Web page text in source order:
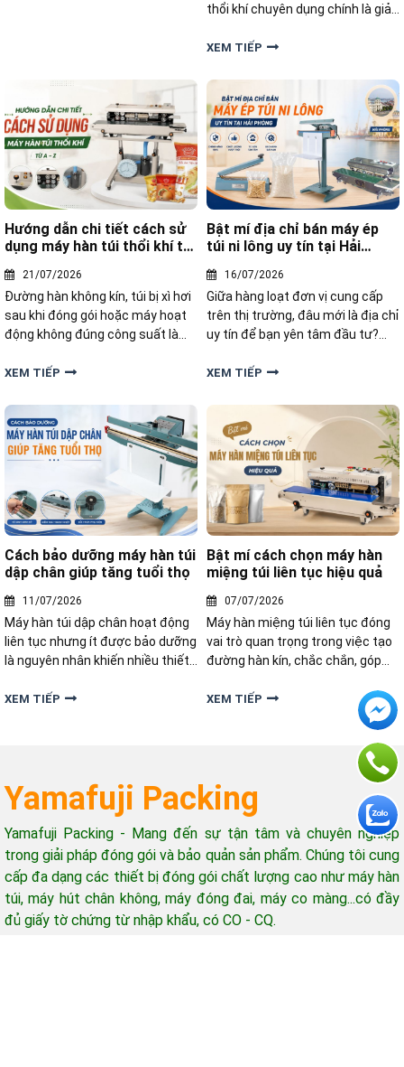
thổi khí chuyên dụng chính là giải
viết này sẽ gợi ý đến bạn top 5
dụng nên đầu tư hiện nay đến từ
thương hiệu Yamafuji.
XEM TIẾP
Hướng dẫn chi tiết cách sử
dụng máy hàn túi thổi khí từ
21/07/2026
Đường hàn không kín, túi bị xì hơi
sau khi đóng gói hoặc máy hoạt
động không đúng công suất là
phải. Vậy cách sử dụng máy hàn
hiệu quả tối ưu và hạn chế sự cố?
Cùng hướng dẫn chi tiết từ A-Z
XEM TIẾP
Bật mí địa chỉ bán máy ép
túi ni lông uy tín tại Hải
16/07/2026
Giữa hàng loạt đơn vị cung cấp
trên thị trường, đâu mới là địa chỉ
uy tín để bạn yên tâm đầu tư?
ép túi ni lông chất lượng, giá tốt
Hải Phòng, bài viết dưới đây
chúng tôi sẽ bật mí địa chỉ uy tín.
XEM TIẾP
Cách bảo dưỡng máy hàn túi
dập chân giúp tăng tuổi thọ
11/07/2026
Máy hàn túi dập chân hoạt động
liên tục nhưng ít được bảo dưỡng
là nguyên nhân khiến nhiều thiết
không còn chắc chắn. Hãy cùng
XEM TIẾP
Bật mí cách chọn máy hàn
miệng túi liên tục hiệu quả
07/07/2026
Máy hàn miệng túi liên tục đóng
vai trò quan trọng trong việc tạo
đường hàn kín, chắc chắn, góp
bẩn và các tác động từ môi
trường bên ngoài. Bài dưới đây
máy hàn miệng túi liên tục hiệu
XEM TIẾP
Yamafuji Packing
Yamafuji Packing - Mang đến sự tận tâm và chuyên nghiệp
trong giải pháp đóng gói và bảo quản sản phẩm. Chúng tôi cung
cấp đa dạng các thiết bị đóng gói chất lượng cao như máy hàn
túi, máy hút chân không, máy đóng đai, máy co màng...có đầy
đủ giấy tờ chứng từ nhập khẩu, có CO - CQ.